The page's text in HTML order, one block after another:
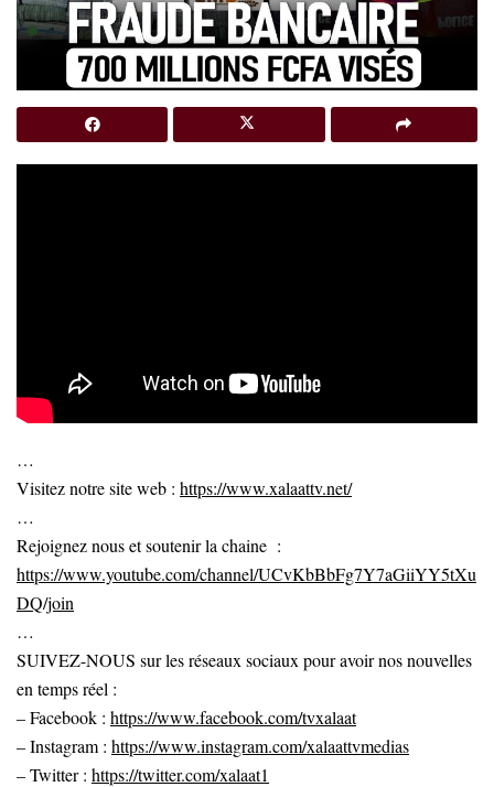
…
Visitez notre site web : https://www.xalaattv.net/
…
Rejoignez nous et soutenir la chaine :
https://www.youtube.com/channel/UCvKbBbFg7Y7aGiiYY5tXu
DQ/join
…
SUIVEZ-NOUS sur les réseaux sociaux pour avoir nos nouvelles
en temps réel :
– Facebook : https://www.facebook.com/tvxalaat
– Instagram : https://www.instagram.com/xalaattvmedias
– Twitter : https://twitter.com/xalaat1